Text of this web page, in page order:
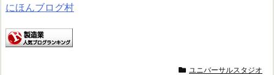
にほんブログ村
ユニバーサルスタジオ